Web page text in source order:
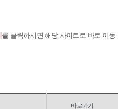
를 클릭하시면 해당 사이트로 바로 이동
바로가기